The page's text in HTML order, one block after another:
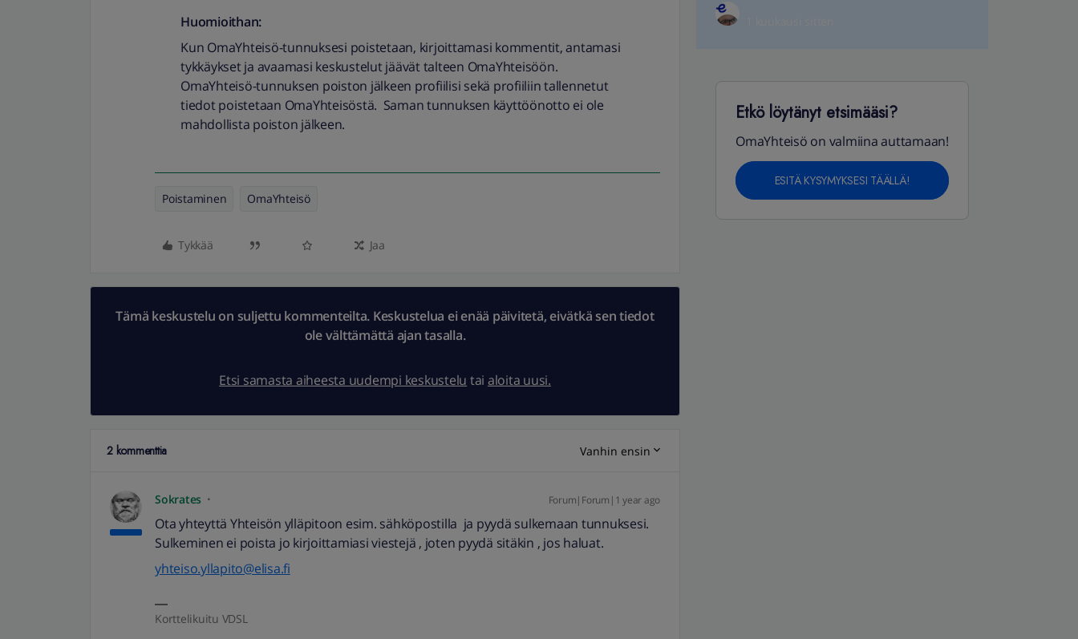
Huomioithan:
Kun OmaYhteisö-tunnuksesi poistetaan, kirjoittamasi kommentit, antamasi
tykkäykset ja avaamasi keskustelut jäävät talteen OmaYhteisöön.
OmaYhteisö-tunnuksen poiston jälkeen profiilisi sekä profiiliin tallennetut
tiedot poistetaan OmaYhteisöstä. Saman tunnuksen käyttöönotto ei ole
mahdollista poiston jälkeen.
Poistaminen OmaYhteisö
Tykkää Jaa
Tämä keskustelu on suljettu kommenteilta. Keskustelua ei enää päivitetä, eivätkä sen tiedot
ole välttämättä ajan tasalla.
Etsi samasta aiheesta uudempi keskustelu tai aloita uusi.
2 kommenttia Vanhin ensin
Sokrates Forum|Forum|1 year ago
Ota yhteyttä Yhteisön ylläpitoon esim. sähköpostilla ja pyydä sulkemaan tunnuksesi.
Sulkeminen ei poista jo kirjoittamiasi viestejä , joten pyydä sitäkin , jos haluat.
yhteiso.yllapito@elisa.fi
Korttelikuitu VDSL
Etkö löytänyt etsimääsi?
OmaYhteisö on valmiina auttamaan!
ESITÄ KYSYMYKSESI TÄÄLLÄ!